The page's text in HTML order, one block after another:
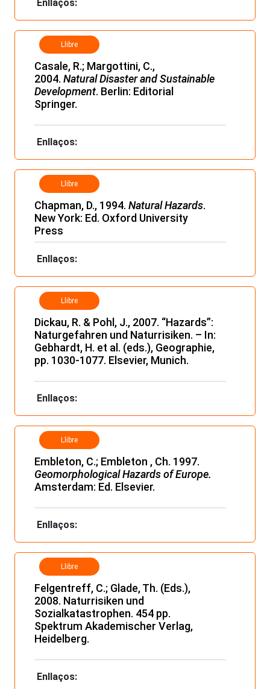
Enllaços:
Llibre
Casale, R.; Margottini, C.,
2004. Natural Disaster and Sustainable
Development. Berlin: Editorial
Springer.
Enllaços:
Llibre
Chapman, D., 1994. Natural Hazards.
New York: Ed. Oxford University
Press
Enllaços:
Llibre
Dickau, R. & Pohl, J., 2007. “Hazards”:
Naturgefahren und Naturrisiken. – In:
Gebhardt, H. et al. (eds.), Geographie,
pp. 1030-1077. Elsevier, Munich.
Enllaços:
Llibre
Embleton, C.; Embleton , Ch. 1997.
Geomorphological Hazards of Europe.
Amsterdam: Ed. Elsevier.
Enllaços:
Llibre
Felgentreff, C.; Glade, Th. (Eds.),
2008. Naturrisiken und
Sozialkatastrophen. 454 pp.
Spektrum Akademischer Verlag,
Heidelberg.
Enllaços: